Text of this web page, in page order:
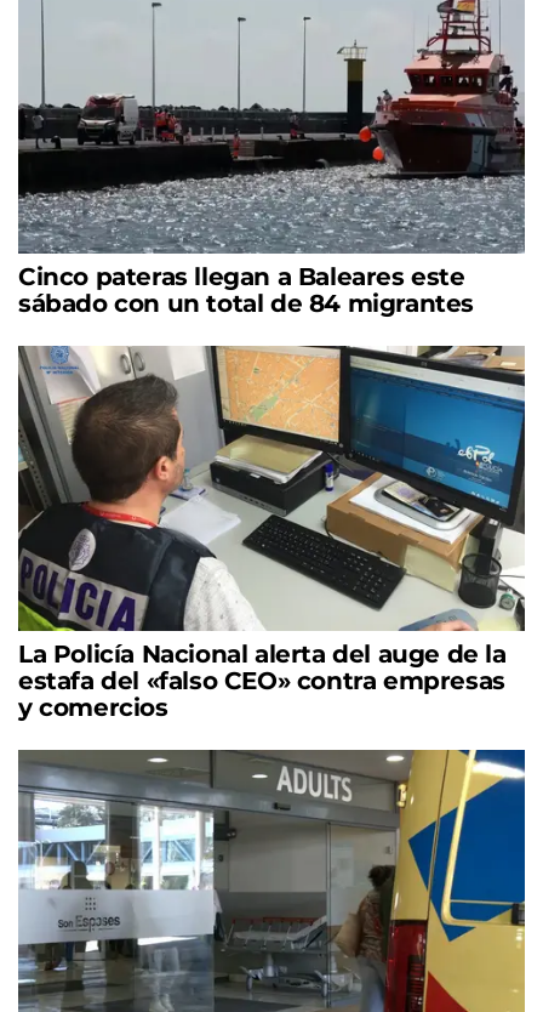
Cinco pateras llegan a Baleares este
sábado con un total de 84 migrantes
La Policía Nacional alerta del auge de la
estafa del «falso CEO» contra empresas
y comercios